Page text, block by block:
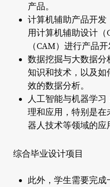
产品。
计算机辅助产品开发
用计算机辅助设计（
（CAM）进行产品开
数据挖掘与大数据
知识和技术，以及
效的数据分析。
人工智能与机器学
理和应用，特别是
器人技术等领域的应
综合毕业设计项目
此外，学生需要完